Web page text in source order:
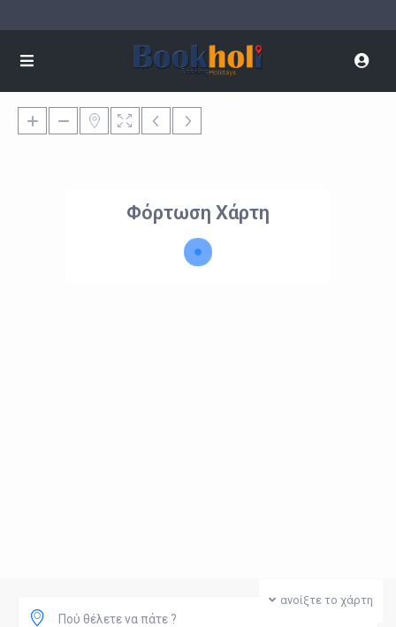
Φόρτωση Χάρτη
ανοίξτε το χάρτη
Πού θέλετε να πάτε ?